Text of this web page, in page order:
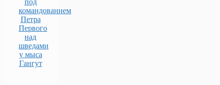
под
командованием
Петра
Первого
над
шведами
у мыса
Гангут